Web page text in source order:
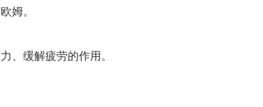
欧姆。
、缓解疲劳的作用。